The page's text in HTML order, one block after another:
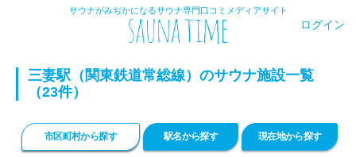
サウナがみぢかになるサウナ専門口コミメディアサイト
ログイン
三妻駅（関東鉄道常総線）のサウナ施設一覧
（23件）
市区町村から探す 駅名から探す 現在地から探す